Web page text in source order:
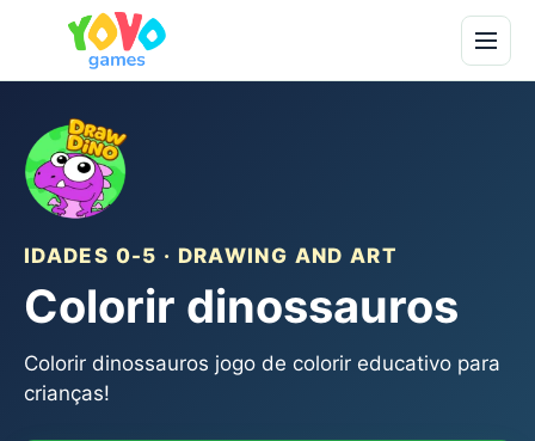
IDADES 0-5 · DRAWING AND ART
Colorir dinossauros
Colorir dinossauros jogo de colorir educativo para
crianças!